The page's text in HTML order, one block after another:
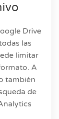
Drive
las
limitar
A
también
de